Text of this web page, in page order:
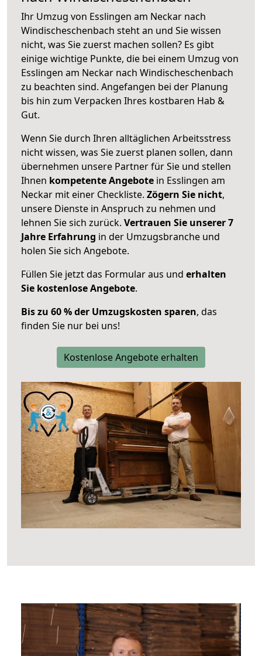
Ihr Umzug von Esslingen am Neckar nach
Windischeschenbach steht an und Sie wissen
nicht, was Sie zuerst machen sollen? Es gibt
einige wichtige Punkte, die bei einem Umzug von
Esslingen am Neckar nach Windischeschenbach
zu beachten sind. Angefangen bei der Planung
bis hin zum Verpacken Ihres kostbaren Hab &
Gut.
Wenn Sie durch Ihren alltäglichen Arbeitsstress
nicht wissen, was Sie zuerst planen sollen, dann
übernehmen unsere Partner für Sie und stellen
Ihnen kompetente Angebote in Esslingen am
Neckar mit einer Checkliste. Zögern Sie nicht,
unsere Dienste in Anspruch zu nehmen und
lehnen Sie sich zurück. Vertrauen Sie unserer 7
Jahre Erfahrung in der Umzugsbranche und
holen Sie sich Angebote.
Füllen Sie jetzt das Formular aus und erhalten
Sie kostenlose Angebote.
Bis zu 60 % der Umzugskosten sparen, das
finden Sie nur bei uns!
Kostenlose Angebote erhalten